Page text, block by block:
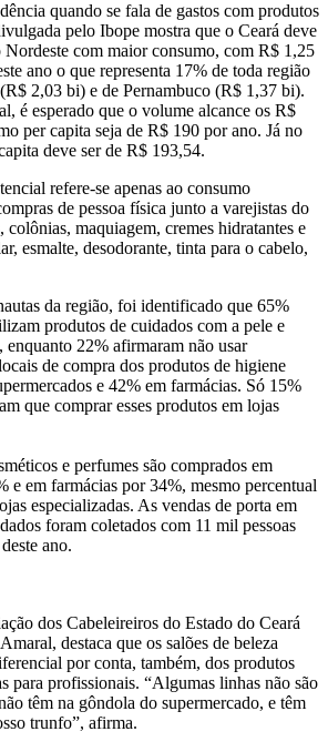
quando se fala de gastos com produtos
pelo Ibope mostra que o Ceará deve
Nordeste com maior consumo, com R$ 1,25
ano o que representa 17% de toda região
2,03 bi) e de Pernambuco (R$ 1,37 bi).
é esperado que o volume alcance os R$
per capita seja de R$ 190 por ano. Já no
deve ser de R$ 193,54.
refere-se apenas ao consumo
de pessoa física junto a varejistas do
maquiagem, cremes hidratantes e
esmalte, desodorante, tinta para o cabelo,
da região, foi identificado que 65%
produtos de cuidados com a pele e
enquanto 22% afirmaram não usar
de compra dos produtos de higiene
e 42% em farmácias. Só 15%
que comprar esses produtos em lojas
e perfumes são comprados em
e em farmácias por 34%, mesmo percentual
especializadas. As vendas de porta em
foram coletados com 11 mil pessoas
ano.
dos Cabeleireiros do Estado do Ceará
destaca que os salões de beleza
por conta, também, dos produtos
para profissionais. “Algumas linhas não são
têm na gôndola do supermercado, e têm
trunfo”, afirma.